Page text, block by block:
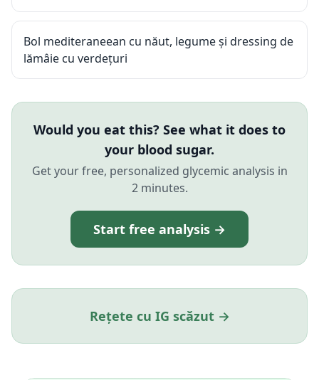
Bol mediteraneean cu năut, legume și dressing de
lămâie cu verdețuri
Would you eat this? See what it does to
your blood sugar.
Get your free, personalized glycemic analysis in
2 minutes.
Start free analysis →
Rețete cu IG scăzut →